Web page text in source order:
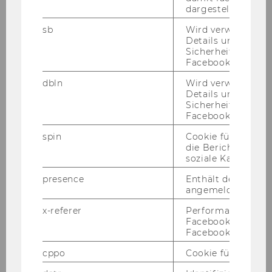
Dazu zäh­len die Pla­nung und Or­ga­ni­sa­ti­on von
Karriere-​ und Net­wor­kin­ge­vents, Auf­bau von
Ko­ope­ra­tio­nen, die Be­treu­ung der in­ter­nen
Community-​Plattform und des CRM-​Systems,
mit dem Ziel die Com­mu­ni­ty best­mög­lich zu
Die Mit­ar­beit bei be­reichs­über­grei­fen­den Pro­
jek­ten run­den das Auf­ga­ben­spek­trum ab.
Haupt­auf­ga­ben
- Stra­te­gi­sche Wei­ter­ent­wick­lung und Um­set­
zung eines um­fas­sen­den Ser­vice­an­ge­bo­tes
- Aus­bau und Um­set­zung der An­ge­bo­te zur
Kar­rie­re­ent­wick­lung
dargestellt
sb
Wird verwendet,
Details und
Facebook-Kontos
dbln
Wird verwendet,
Details und
Facebook-Kontos
spin
Cookie für
die
soziale
presence
Enthält den
angemeldeten
x-referer
Performance-
Facebook in
Facebook-Pixel
cppo
Cookie für